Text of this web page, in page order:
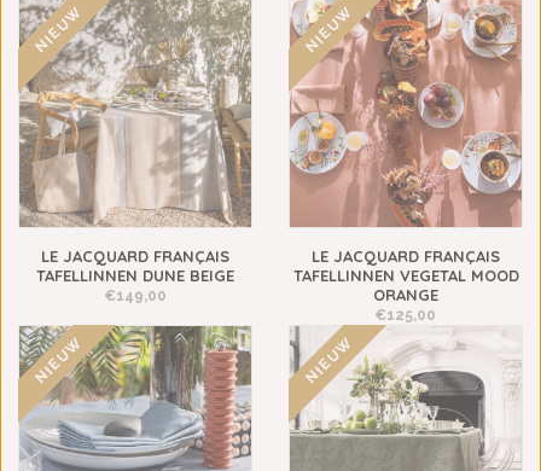
NIEUW
LE JACQUARD FRANÇAIS
TAFELLINNEN DUNE BEIGE
€149,00
NIEUW
LE JACQUARD FRANÇAIS
TAFELLINNEN VEGETAL MOOD
ORANGE
€125,00
NIEUW NIEUW